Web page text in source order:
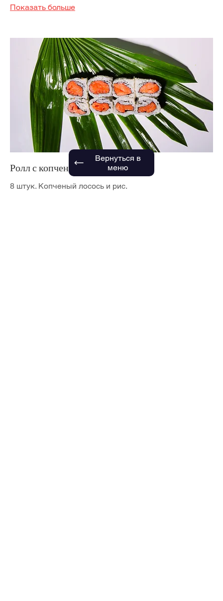
Показать больше
Ролл с копченым лососем
8 штук. Копченый лосось и рис.
Вернуться в
меню